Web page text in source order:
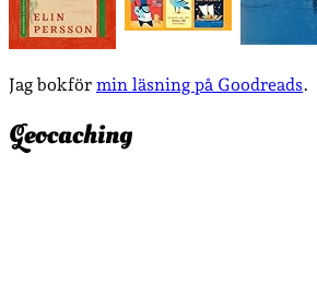
Jag bokför min läsning på Goodreads.
Geocaching